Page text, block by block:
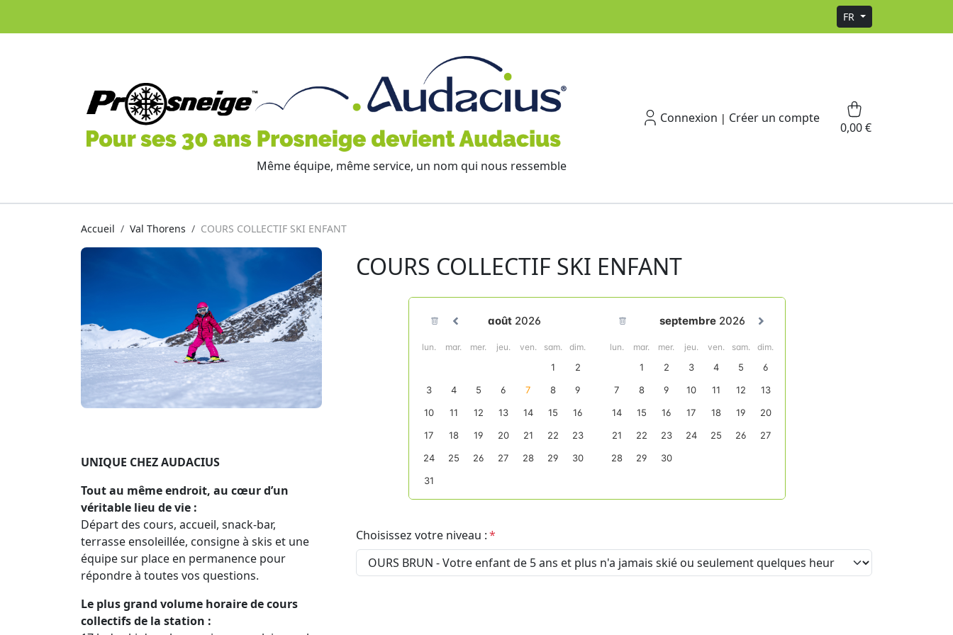
FR
Même équipe, même service, un nom qui nous ressemble
Connexion | Créer un compte
0,00 €
Accueil Val Thorens COURS COLLECTIF SKI ENFANT
COURS COLLECTIF SKI ENFANT
Choisissez votre niveau :
UNIQUE CHEZ AUDACIUS
Tout au même endroit, au cœur d’un
véritable lieu de vie :
Départ des cours, accueil, snack-bar,
terrasse ensoleillée, consigne à skis et une
équipe sur place en permanence pour
répondre à toutes vos questions.
Le plus grand volume horaire de cours
collectifs de la station :